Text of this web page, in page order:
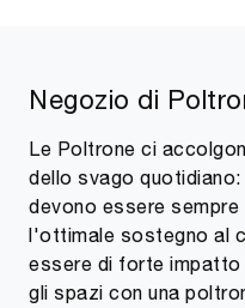
Negozio di
Le Poltrone ci
dello svago
devono essere
l'ottimale sostegno al
essere di forte
gli spazi con una